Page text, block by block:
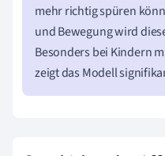
mehr richtig spüren
und Bewegung wird
Besonders bei Kindern
zeigt das Modell